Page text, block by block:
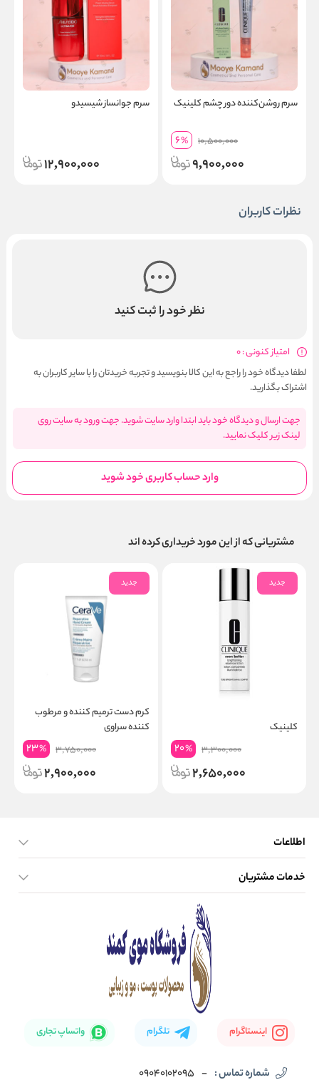
سرم روشن‌کننده دور چشم کلینیک
10,500,000
6%
9,900,000
سرم جوانساز شیسیدو
12,900,000
نظرات کاربران
نظر خود را ثبت کنید
امتیاز کنونی : 0
لطفا دیدگاه خود را راجع به این کالا بنویسید و تجربه خریدتان را با سایر کاربران به
اشتراک بگذارید.
جهت ارسال و دیدگاه خود باید ابتدا وارد سایت شوید. جهت ورود به سایت روی
لینک زیر کلیک نمایید.
وارد حساب کاربری خود شوید
مشتریانی که از این مورد خریداری کرده اند
جدید
کلینیک
3,300,000
20%
2,650,000
جدید
کرم دست ترمیم کننده و مرطوب
کننده سراوی
3,750,000
23%
2,900,000
اطلاعات
صفحه اصلی
خدمات مشتریان
اینستاگرام تلگرام واتساپ تجاری
شماره تماس : -
09040102095